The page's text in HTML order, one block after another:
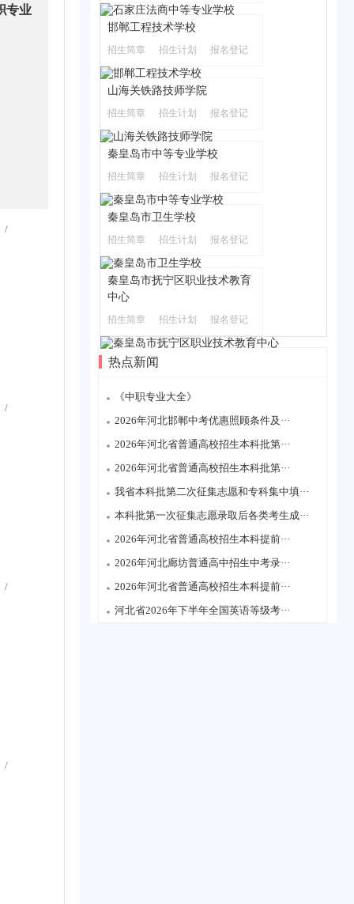
专业
/
/
/
/
邯郸工程技术学校
招生简章 招生计划 报名登记
山海关铁路技师学院
招生简章 招生计划 报名登记
秦皇岛市中等专业学校
招生简章 招生计划 报名登记
秦皇岛市卫生学校
招生简章 招生计划 报名登记
秦皇岛市抚宁区职业技术教育
中心
招生简章 招生计划 报名登记
热点新闻
《中职专业大全》
2026年河北邯郸中考优惠照顾条件及···
2026年河北省普通高校招生本科批第···
2026年河北省普通高校招生本科批第···
我省本科批第二次征集志愿和专科集中填···
本科批第一次征集志愿录取后各类考生成···
2026年河北省普通高校招生本科提前···
2026年河北廊坊普通高中招生中考录···
2026年河北省普通高校招生本科提前···
河北省2026年下半年全国英语等级考···